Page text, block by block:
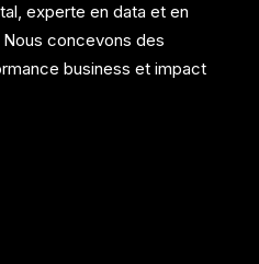
experte en data et en
concevons des
business et impact